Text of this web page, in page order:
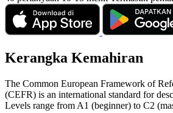
Kerangka Kemahiran
The Common European Framework of
(CEFR) is an international standard for
Levels range from A1 (beginner) to C2